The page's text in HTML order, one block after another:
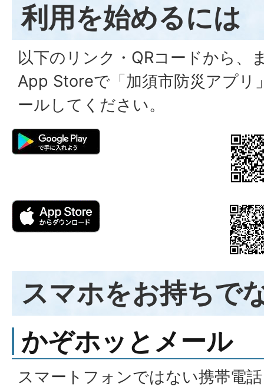
利用を始めるには
以下のリンク・QRコードから、
App Storeで「加須市防災アプリ
ールしてください。
スマホをお持ちで
かぞホッとメール
スマートフォンではない携帯電